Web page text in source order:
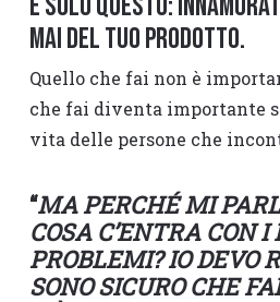
mai del tuo prodotto.
Quello che fai non è
che fai diventa importante
vita delle persone che
“MA PERCHÉ MI
COSA C’ENTRA CON
PROBLEMI? IO DEVO
SONO SICURO CHE